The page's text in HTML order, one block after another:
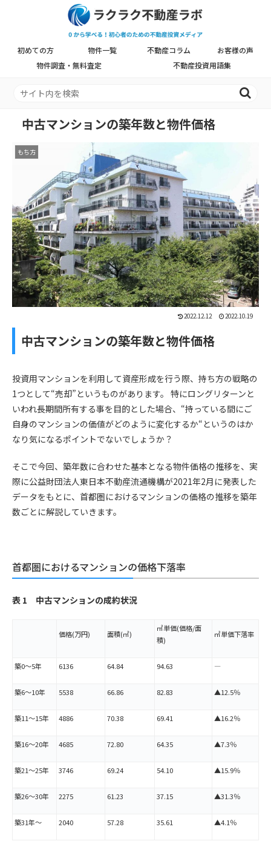
初めての方 物件一覧 不動産コラム
お客様の声
物件調査・無料査定
不動産投資用語集
中古マンションの築年数と物件価格
もち方
2022.12.12 2022.10.19
中古マンションの築年数と物件価格
投資用マンションを利用して資産形成を行う際、持ち方の戦略の
1つとして“売却”というものがあります。 特にロングリターンと
いわれ長期間所有する事を目的とした場合、“持っている間にご
自身のマンションの価値がどのように変化するか“というのはか
なり気になるポイントでないでしょうか？
そこで今回、築年数に合わせた基本となる物件価格の推移を、実
際に公益財団法人東日本不動産流通機構が2021年2月に発表した
データをもとに、首都圏におけるマンションの価格の推移を築年
数ごとに解説していきます。
首都圏におけるマンションの価格下落率
表 1 中古マンションの成約状況
価格(万円) 面積(㎡)
㎡単価(価格/面
積)
㎡単価下落率
築0～5年 6136 64.84 94.63 ―
築6～10年 5538 66.86 82.83 ▲12.5％
築11～15年 4886 70.38 69.41 ▲16.2％
築16～20年 4685 72.80 64.35 ▲7.3％
築21～25年 3746 69.24 54.10 ▲15.9％
築26～30年 2275 61.23 37.15 ▲31.3％
築31年～ 2040 57.28 35.61 ▲4.1％